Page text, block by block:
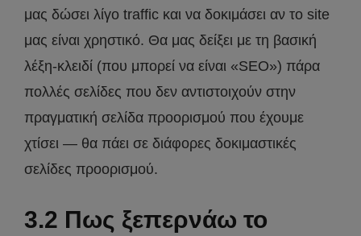
μας δώσει λίγο traffic και να δοκιμάσει αν το site
μας είναι χρηστικό. Θα μας δείξει με τη βασική
λέξη-κλειδί (που μπορεί να είναι «SEO») πάρα
πολλές σελίδες που δεν αντιστοιχούν στην
πραγματική σελίδα προορισμού που έχουμε
χτίσει — θα πάει σε διάφορες δοκιμαστικές
σελίδες προορισμού.
3.2 Πως ξεπερνάω το